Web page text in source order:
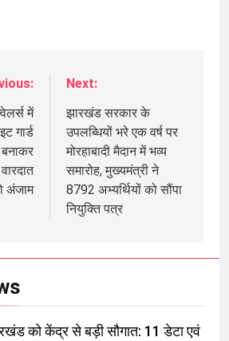
में
गार्ड
अंजाम
Next:
झारखंड सरकार के
उपलब्धियों भरे एक वर्ष पर
मोरहाबादी मैदान में भव्य
समारोह, मुख्यमंत्री ने
8792 अभ्यर्थियों को सौंपा
नियुक्ति पत्र
को केंद्र से बड़ी सौगात: 11 डेटा एवं